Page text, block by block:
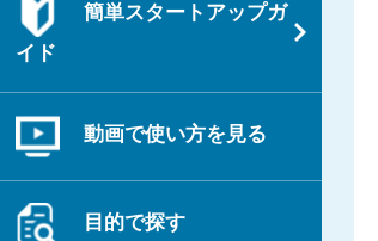
簡単スタートアップガ
イド
動画で使い方を見る
目的で探す